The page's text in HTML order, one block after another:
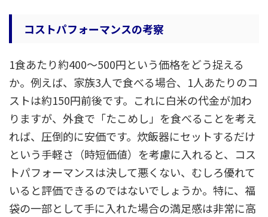
コストパフォーマンスの考察
1食あたり約400～500円という価格をどう捉える
か。例えば、家族3人で食べる場合、1人あたりのコ
ストは約150円前後です。これに白米の代金が加わ
りますが、外食で「たこめし」を食べることを考え
れば、圧倒的に安価です。炊飯器にセットするだけ
という手軽さ（時短価値）を考慮に入れると、コス
トパフォーマンスは決して悪くない、むしろ優れて
いると評価できるのではないでしょうか。特に、福
袋の一部として手に入れた場合の満足感は非常に高